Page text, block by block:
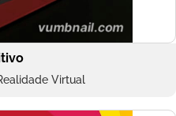
Virtual